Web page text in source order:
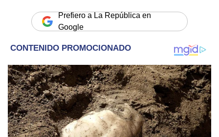
Prefiero a La República en
Google